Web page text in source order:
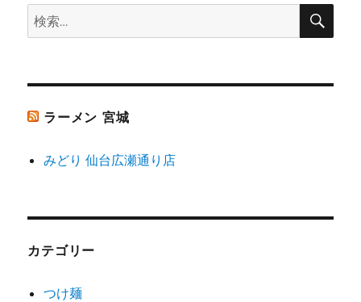
ン
検
索:
検
ラーメン 宮城
みどり 仙台広瀬通り店
カテゴリー
つけ麺